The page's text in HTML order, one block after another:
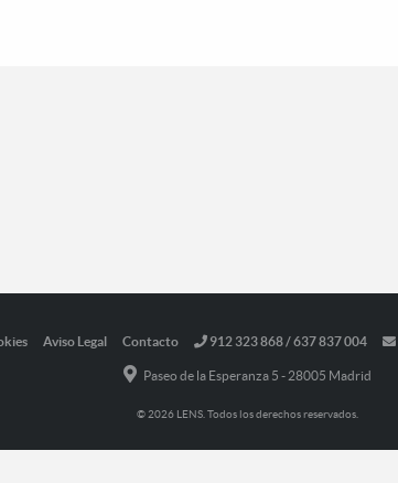
Aviso Legal Contacto 912 323 868 / 637 837 004
Paseo de la Esperanza 5 - 28005 Madrid
© 2026 LENS. Todos los derechos reservados.